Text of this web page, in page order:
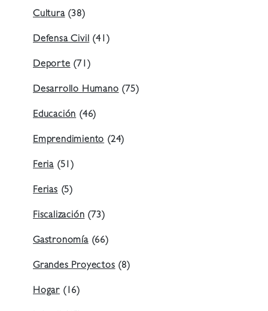
Cultura(38)
Defensa Civil(41)
Deporte(71)
Desarrollo Humano(75)
Educación(46)
Emprendimiento(24)
Feria (51)
Ferias(5)
Fiscalización(73)
Gastronomía(66)
Grandes Proyectos(8)
Hogar (16)